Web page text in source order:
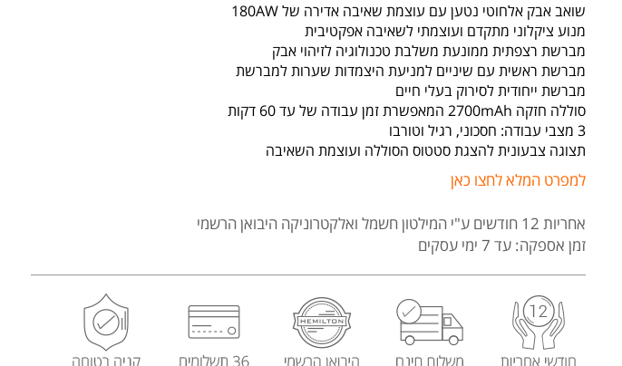
שואב אבק אלחוטי נטען עם עוצמת שאיבה אדירה של 180AW
מנוע ציקלוני מתקדם ועוצמתי לשאיבה אפקטיבית
מברשת רצפתית ממונעת משלבת טכנולוגיה לזיהוי אבק
מברשת ראשית עם שיניים למניעת היצמדות שערות למברשת
מברשת ייחודית לסירוק בעלי חיים
סוללה חזקה 2700mAh המאפשרת זמן עבודה של עד 60 דקות
3 מצבי עבודה: חסכוני, רגיל וטורבו
תצוגה צבעונית להצגת סטטוס הסוללה ועוצמת השאיבה
למפרט המלא לחצו כאן
אחריות 12 חודשים
ע"י המילטון חשמל ואלקטרוניקה היבואן הרשמי
זמן אספקה: עד 7 ימי עסקים